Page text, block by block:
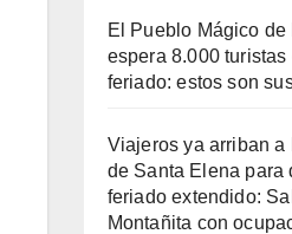
El Pueblo Mágico de
espera 8.000 turistas
feriado: estos son
Viajeros ya arriban a
de Santa Elena para
feriado extendido:
Montañita con